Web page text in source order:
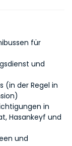
für
und
(in der Regel in
in
Hasankeyf und
und